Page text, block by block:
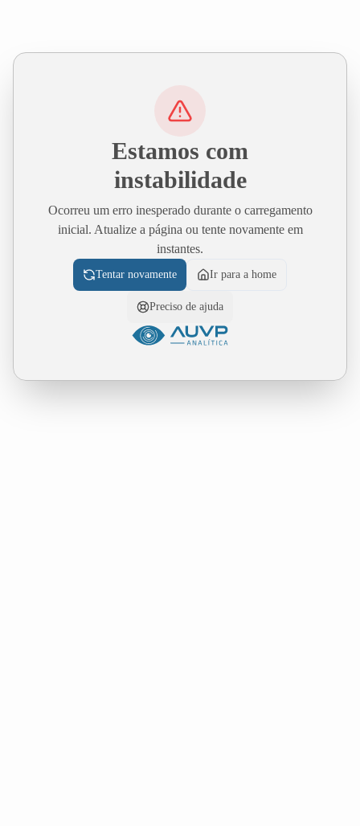
Estamos com
instabilidade
Ocorreu um erro inesperado durante o carregamento
inicial. Atualize a página ou tente novamente em
instantes.
Tentar novamente Ir para a home
Preciso de ajuda